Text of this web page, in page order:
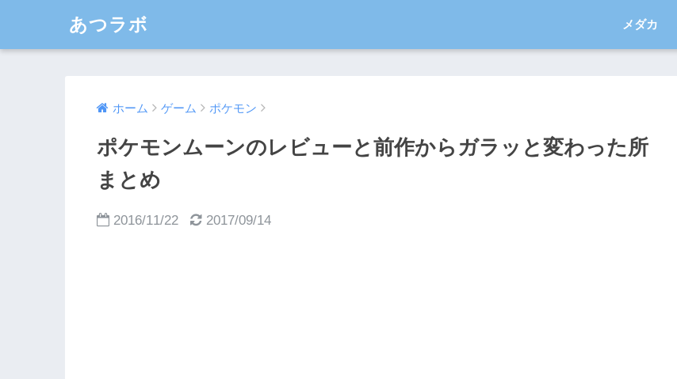
あつラボ メダカ
ホーム ゲーム ポケモン
ポケモンムーンのレビューと前作からガラッと変わった所
まとめ
2016/11/22 2017/09/14